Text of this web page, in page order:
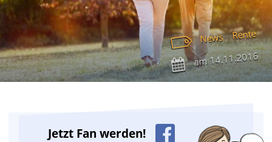
News Rente
am14.11.2016
Jetzt Fan werden!